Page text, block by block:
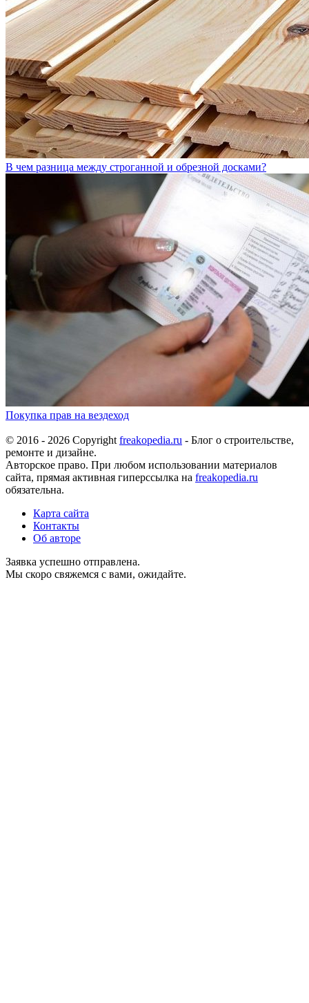
В чем разница между строганной и обрезной досками?
Покупка прав на вездеход
© 2016 - 2026 Copyright freakopedia.ru - Блог о строительстве,
ремонте и дизайне.
Авторское право. При любом использовании материалов
сайта, прямая активная гиперссылка на freakopedia.ru
обязательна.
Карта сайта
Контакты
Об авторе
Заявка успешно отправлена.
Мы скоро свяжемся с вами, ожидайте.